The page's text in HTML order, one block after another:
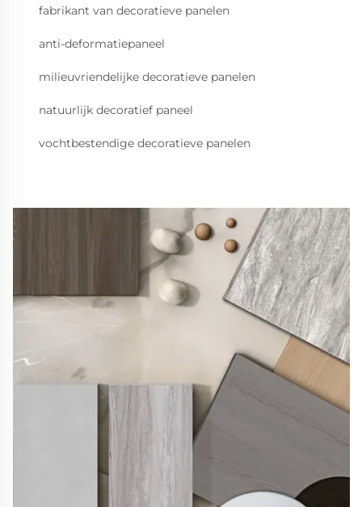
fabrikant van decoratieve panelen
anti-deformatiepaneel
milieuvriendelijke decoratieve panelen
natuurlijk decoratief paneel
vochtbestendige decoratieve panelen